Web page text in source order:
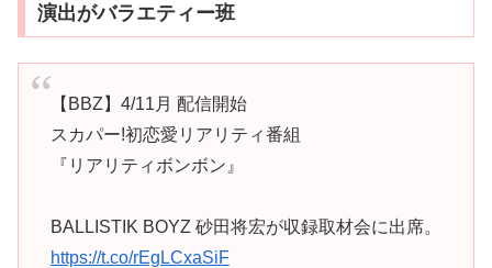
演出がバラエティー班
【BBZ】4/11月 配信開始
スカパー!初恋愛リアリティ番組
『リアリティボンボン』
BALLISTIK BOYZ 砂田将宏が収録取材会に出席。
https://t.co/rEgLCxaSiF